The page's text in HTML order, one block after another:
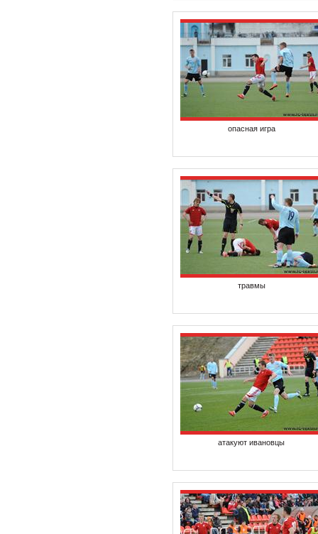
опасная игра
травмы
атакуют ивановцы